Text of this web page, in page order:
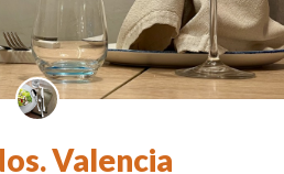
Valencia